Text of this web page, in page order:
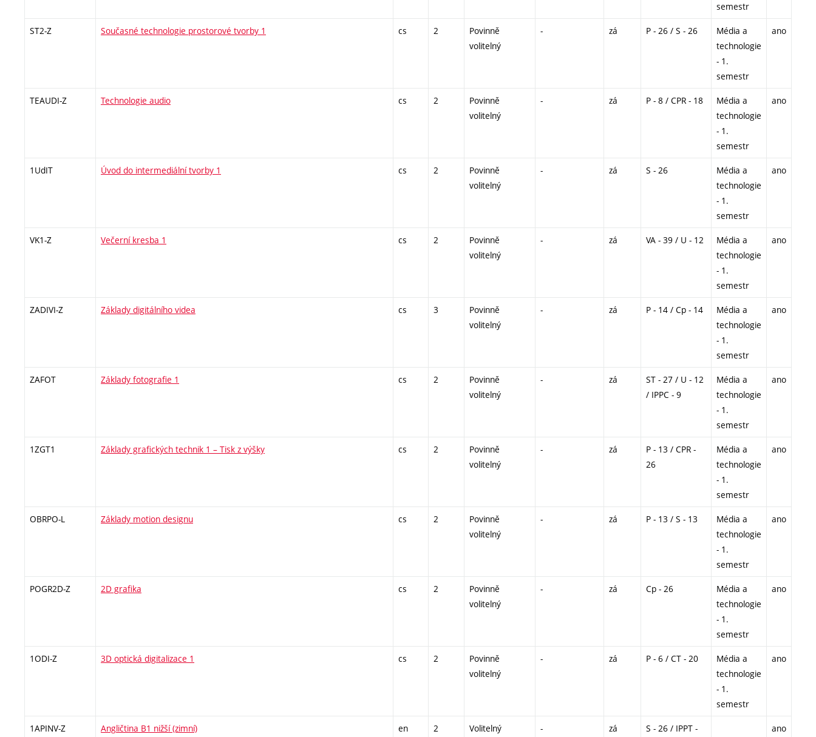
semestr
ST2-Z Současné technologie prostorové tvorby 1 cs 2
Povinně
volitelný
- zá P - 26 / S - 26
Média a
technologie
- 1.
semestr
ano
TEAUDI-Z Technologie audio cs 2
Povinně
volitelný
- zá P - 8 / CPR - 18
Média a
technologie
- 1.
semestr
ano
1UdIT Úvod do intermediální tvorby 1 cs 2
Povinně
volitelný
- zá S - 26
Média a
technologie
- 1.
semestr
ano
VK1-Z Večerní kresba 1 cs 2
Povinně
volitelný
- zá VA - 39 / U - 12
Média a
technologie
- 1.
semestr
ano
ZADIVI-Z Základy digitálního videa cs 3
Povinně
volitelný
- zá P - 14 / Cp - 14
Média a
technologie
- 1.
semestr
ano
ZAFOT Základy fotografie 1 cs 2
Povinně
volitelný
- zá
ST - 27 / U - 12
/ IPPC - 9
Média a
technologie
- 1.
semestr
ano
1ZGT1 Základy grafických technik 1 – Tisk z výšky cs 2
Povinně
volitelný
- zá
P - 13 / CPR -
26
Média a
technologie
- 1.
semestr
ano
OBRPO-L Základy motion designu cs 2
Povinně
volitelný
- zá P - 13 / S - 13
Média a
technologie
- 1.
semestr
ano
POGR2D-Z 2D grafika cs 2
Povinně
volitelný
- zá Cp - 26
Média a
technologie
- 1.
semestr
ano
1ODI-Z 3D optická digitalizace 1 cs 2
Povinně
volitelný
- zá P - 6 / CT - 20
Média a
technologie
- 1.
semestr
ano
1APINV-Z Angličtina B1 nižší (zimní) en 2 Volitelný - zá
S - 26 / IPPT -
ano